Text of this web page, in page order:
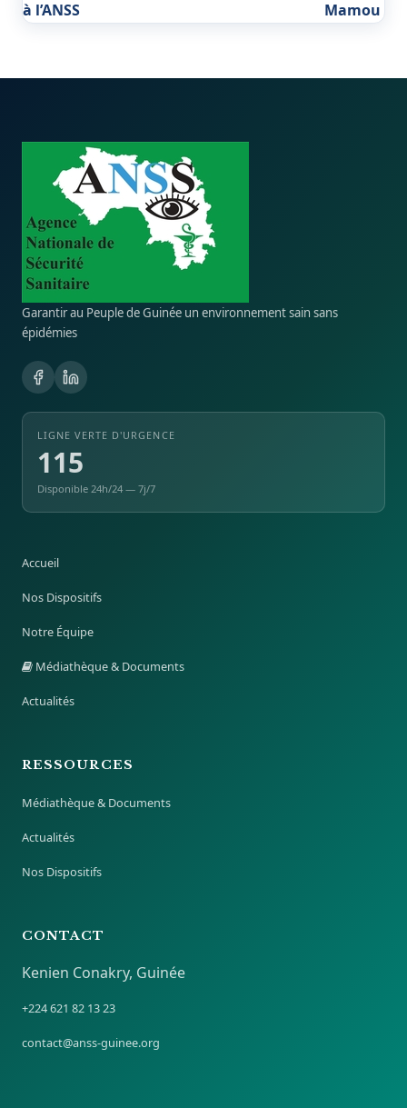
à l’ANSS
Mamou
Garantir au Peuple de Guinée un environnement sain sans
épidémies
LIGNE VERTE D'URGENCE
115
Disponible 24h/24 — 7j/7
Accueil
Nos Dispositifs
Notre Équipe
Médiathèque & Documents
Actualités
RESSOURCES
Médiathèque & Documents
Actualités
Nos Dispositifs
CONTACT
Kenien Conakry, Guinée
+224 621 82 13 23
contact@anss-guinee.org